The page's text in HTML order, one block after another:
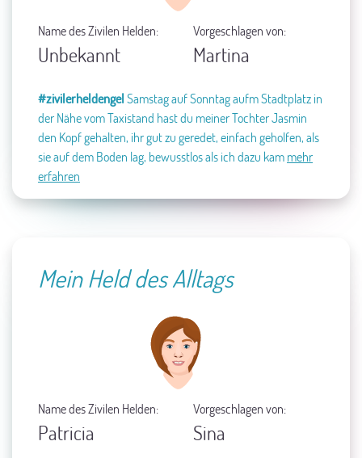
Name des Zivilen Helden:
Unbekannt
Vorgeschlagen von:
Martina
#zivilerheldengelSamstag auf Sonntag aufm Stadtplatz in
der Nähe vom Taxistand hast du meiner Tochter Jasmin
den Kopf gehalten, ihr gut zu geredet, einfach geholfen, als
sie auf dem Boden lag, bewusstlos als ich dazu kammehr
erfahren
Mein Held des Alltags
Name des Zivilen Helden:
Patricia
Vorgeschlagen von:
Sina